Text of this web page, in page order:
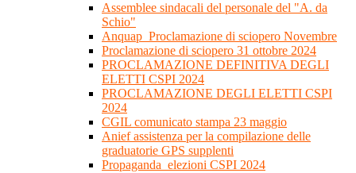
Assemblee sindacali del personale del "A. da
Schio"
Anquap_Proclamazione di sciopero Novembre
Proclamazione di sciopero 31 ottobre 2024
PROCLAMAZIONE DEFINITIVA DEGLI
ELETTI CSPI 2024
PROCLAMAZIONE DEGLI ELETTI CSPI
2024
CGIL comunicato stampa 23 maggio
Anief assistenza per la compilazione delle
graduatorie GPS supplenti
Propaganda_elezioni CSPI 2024